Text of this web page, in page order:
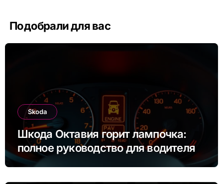
Подобрали для вас
Skoda
Шкода Октавия горит лампочка:
полное руководство для водителя